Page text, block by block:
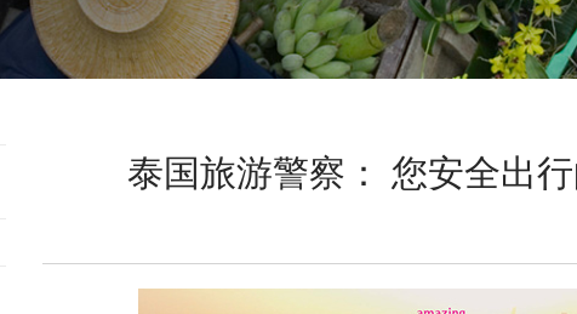
泰国旅游警察： 您安全出